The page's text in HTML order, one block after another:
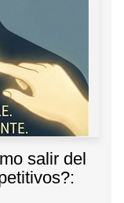
salir del